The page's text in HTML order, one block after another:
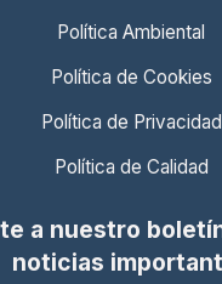
Política Ambiental
Política de Cookies
Política de Privacidad
Política de Calidad
a nuestro
noticias